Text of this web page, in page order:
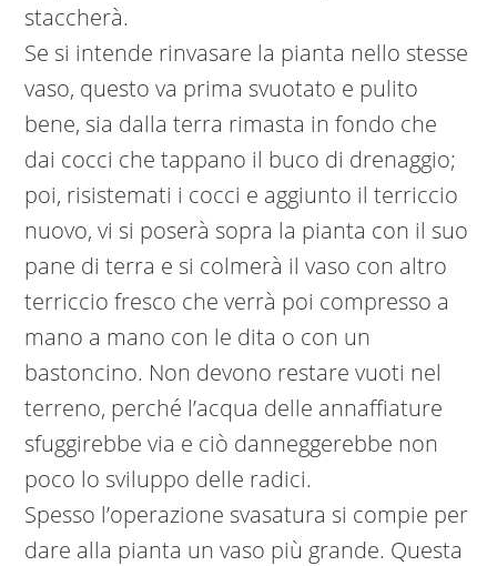
staccherà.
Se si intende rinvasare la pianta nello stesse
vaso, questo va prima svuotato e pulito
bene, sia dalla terra rimasta in fondo che
dai cocci che tappano il buco di drenaggio;
poi, risistemati i cocci e aggiunto il terriccio
nuovo, vi si poserà sopra la pianta con il suo
pane di terra e si colmerà il vaso con altro
terriccio fresco che verrà poi compresso a
mano a mano con le dita o con un
bastoncino. Non devono restare vuoti nel
terreno, perché l’acqua delle annaffiature
sfuggirebbe via e ciò danneggerebbe non
poco lo sviluppo delle radici.
Spesso l’operazione svasatura si compie per
dare alla pianta un vaso più grande. Questa